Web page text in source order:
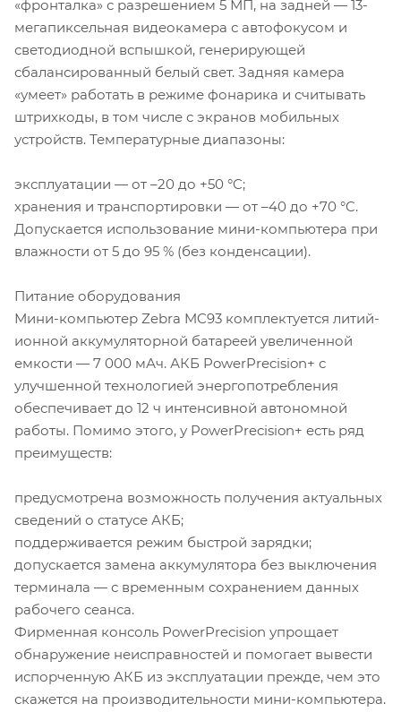
«фронталка» с разрешением 5 МП, на задней — 13-
мегапиксельная видеокамера с автофокусом и
светодиодной вспышкой, генерирующей
сбалансированный белый свет. Задняя камера
«умеет» работать в режиме фонарика и считывать
штрихкоды, в том числе с экранов мобильных
устройств. Температурные диапазоны:
эксплуатации — от –20 до +50 °C;
хранения и транспортировки — от –40 до +70 °C.
Допускается использование мини-компьютера при
влажности от 5 до 95 % (без конденсации).
Питание оборудования
Мини-компьютер Zebra MC93 комплектуется литий-
ионной аккумуляторной батареей увеличенной
емкости — 7 000 мАч. АКБ PowerPrecision+ с
улучшенной технологией энергопотребления
обеспечивает до 12 ч интенсивной автономной
работы. Помимо этого, у PowerPrecision+ есть ряд
преимуществ:
предусмотрена возможность получения актуальных
сведений о статусе АКБ;
поддерживается режим быстрой зарядки;
допускается замена аккумулятора без выключения
терминала — с временным сохранением данных
рабочего сеанса.
Фирменная консоль PowerPrecision упрощает
обнаружение неисправностей и помогает вывести
испорченную АКБ из эксплуатации прежде, чем это
скажется на производительности мини-компьютера.